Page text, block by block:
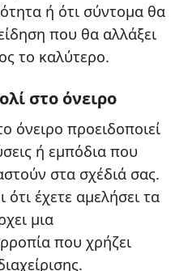
ή ότι σύντομα θα
που θα αλλάξει
το καλύτερο.
στο όνειρο
όνειρο προειδοποιεί
ή εμπόδια που
στα σχέδιά σας.
έχετε αμελήσει τα
μια
που χρήζει